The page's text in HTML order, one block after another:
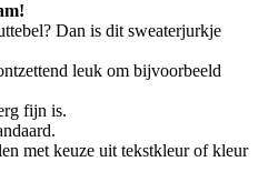
Dan is dit sweaterjurkje
leuk om bijvoorbeeld
fijn is.
met keuze uit tekstkleur of kleur